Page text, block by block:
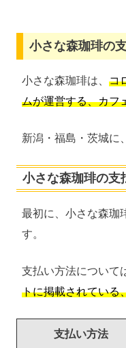
小さな森珈琲の
小さな森珈琲は、 コ
ムが運営する、カフ
新潟・福島・茨城に
小さな森珈琲の支
最初に、小さな森珈
す。
支払い方法について
トに掲載されている
支払い方法